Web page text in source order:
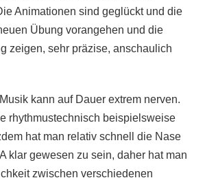
Animationen sind geglückt und die
Übung vorangehen und die
zeigen, sehr präzise, anschaulich
kann auf Dauer extrem nerven.
rhythmustechnisch beispielsweise
hat man relativ schnell die Nase
klar gewesen zu sein, daher hat man
zwischen verschiedenen